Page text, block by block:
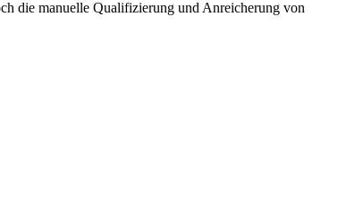
die manuelle Qualifizierung und Anreicherung von